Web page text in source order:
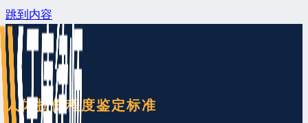
跳到内容
人体损伤程度鉴定标准